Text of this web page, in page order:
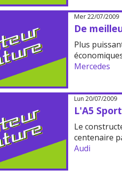
Mer 22/07/2009
De
Plus
Mercedes
Lun 20/07/2009
L'A5
Le
centenaire
Audi